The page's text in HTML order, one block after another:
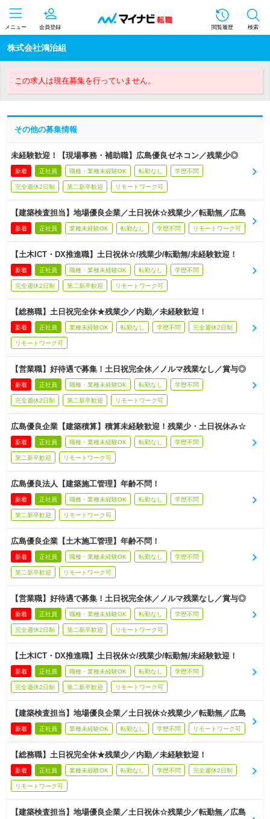
メニュー 会員登録 閲覧履歴 検索
株式会社鴻治組
この求人は現在募集を行っていません。
その他の募集情報
未経験歓迎！【現場事務・補助職】広島優良ゼネコン／残業少◎
新着 正社員 職種・業種未経験OK 転勤なし 学歴不問
完全週休2日制 第二新卒歓迎 リモートワーク可
【建築検査担当】地場優良企業／土日祝休☆残業少／転勤無／広島
新着 正社員 業種未経験OK 転勤なし 学歴不問 リモートワーク可
【土木ICT・DX推進職】土日祝休☆/残業少/転勤無/未経験歓迎！
新着 正社員 職種・業種未経験OK 転勤なし 学歴不問
完全週休2日制 第二新卒歓迎 リモートワーク可
【総務職】土日祝完全休★残業少／内勤／未経験歓迎！
新着 正社員 業種未経験OK 転勤なし 学歴不問 完全週休2日制
リモートワーク可
【営業職】好待遇で募集！土日祝完全休／ノルマ残業なし／賞与◎
新着 正社員 職種・業種未経験OK 転勤なし 学歴不問
完全週休2日制 第二新卒歓迎 リモートワーク可
広島優良企業【建築積算】積算未経験歓迎！残業少・土日祝休み☆
新着 正社員 職種・業種未経験OK 転勤なし 学歴不問
第二新卒歓迎 リモートワーク可
広島優良法人【建築施工管理】年齢不問！
新着 正社員 職種・業種未経験OK 転勤なし 学歴不問
第二新卒歓迎 リモートワーク可
広島優良企業【土木施工管理】年齢不問！
新着 正社員 職種・業種未経験OK 転勤なし 学歴不問
第二新卒歓迎 リモートワーク可
【営業職】好待遇で募集！土日祝完全休／ノルマ残業なし／賞与◎
新着 正社員 職種・業種未経験OK 転勤なし 学歴不問
完全週休2日制 第二新卒歓迎 リモートワーク可
【土木ICT・DX推進職】土日祝休☆/残業少/転勤無/未経験歓迎！
新着 正社員 職種・業種未経験OK 転勤なし 学歴不問
完全週休2日制 第二新卒歓迎 リモートワーク可
【建築検査担当】地場優良企業／土日祝休☆残業少／転勤無／広島
新着 正社員 業種未経験OK 転勤なし 学歴不問 リモートワーク可
【総務職】土日祝完全休★残業少／内勤／未経験歓迎！
新着 正社員 業種未経験OK 転勤なし 学歴不問 完全週休2日制
リモートワーク可
【建築検査担当】地場優良企業／土日祝休☆残業少／転勤無／広島